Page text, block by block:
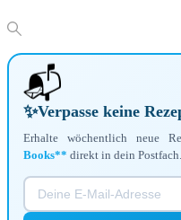
📬
✨Verpasse keine
Erhalte wöchentlich neue
Books** direkt in dein Postfach.